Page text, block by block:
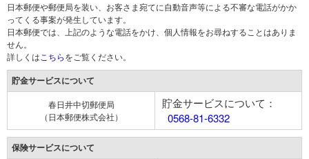
日本郵便や郵便局を装い、お客さま宛てに自動音声等による不審な電話がかか
ってくる事案が発生しています。
日本郵便では、上記のような電話をかけ、個人情報をお尋ねすることはありま
せん。
詳しくは こちらをご覧ください。
貯金サービスについて
春日井中切郵便局
（日本郵便株式会社）
貯金サービスについて：
0568-81-6332
保険サービスについて